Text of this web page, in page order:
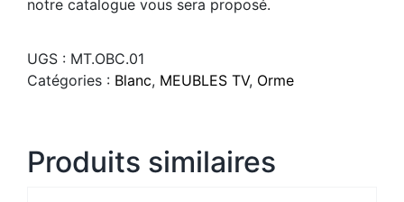
notre catalogue vous sera proposé.
UGS : MT.OBC.01
Catégories : Blanc, MEUBLES TV, Orme
Produits similaires